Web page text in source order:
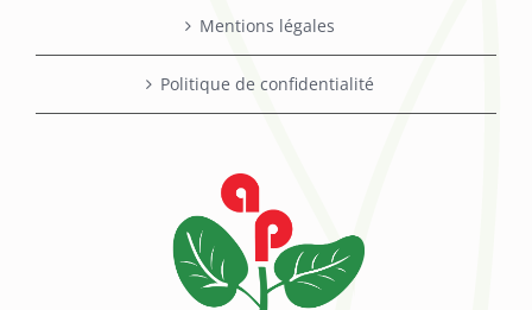
Mentions légales
Politique de confidentialité